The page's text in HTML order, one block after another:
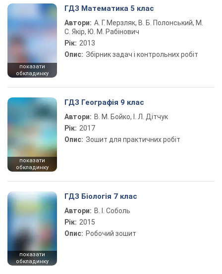
показати
обкладинку
ГДЗ Математика 5 клас
Автори: А. Г. Мерзляк, В. Б. Полонський, М.
С. Якір, Ю. М. Рабінович
Рік: 2013
Опис: Збірник задач і контрольних робіт
показати
обкладинку
ГДЗ Географія 9 клас
Автори: В. М. Бойко, І. Л. Дітчук
Рік: 2017
Опис: Зошит для практичних робіт
показати
обкладинку
ГДЗ Біологія 7 клас
Автори: В. І. Соболь
Рік: 2015
Опис: Робочий зошит